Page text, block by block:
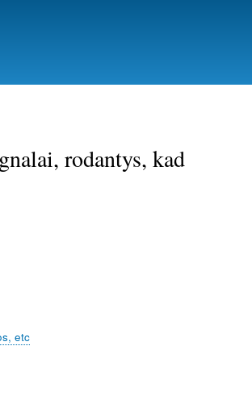
rodantys, kad
etc